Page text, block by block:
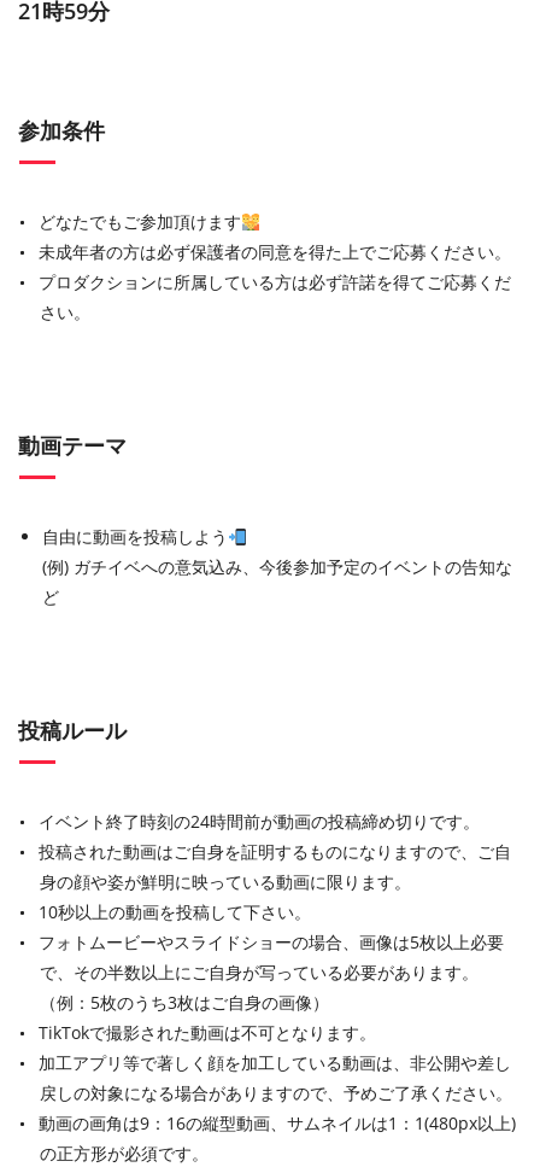
21時59分
参加条件
どなたでもご参加頂けます
未成年者の方は必ず保護者の同意を得た上でご応募ください。
プロダクションに所属している方は必ず許諾を得てご応募くだ
さい。
動画テーマ
自由に動画を投稿しよう
(例) ガチイベへの意気込み、今後参加予定のイベントの告知な
ど
投稿ルール
イベント終了時刻の24時間前が動画の投稿締め切りです。
投稿された動画はご自身を証明するものになりますので、ご自
身の顔や姿が鮮明に映っている動画に限ります。
10秒以上の動画を投稿して下さい。
フォトムービーやスライドショーの場合、画像は5枚以上必要
で、その半数以上にご自身が写っている必要があります。
（例：5枚のうち3枚はご自身の画像）
TikTokで撮影された動画は不可となります。
加工アプリ等で著しく顔を加工している動画は、非公開や差し
戻しの対象になる場合がありますので、予めご了承ください。
動画の画角は9：16の縦型動画、サムネイルは1：1(480px以上)
の正方形が必須です。